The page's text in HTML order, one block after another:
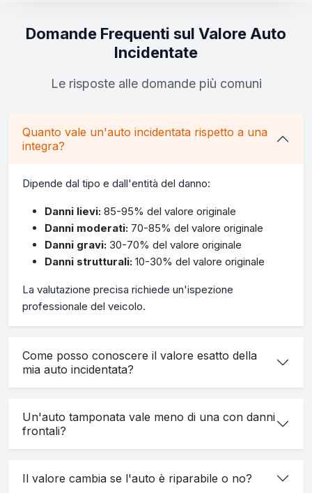
Domande Frequenti sul Valore Auto
Incidentate
Le risposte alle domande più comuni
Quanto vale un'auto incidentata rispetto a una
integra?
Dipende dal tipo e dall'entità del danno:
Danni lievi: 85-95% del valore originale
Danni moderati: 70-85% del valore originale
Danni gravi: 30-70% del valore originale
Danni strutturali: 10-30% del valore originale
La valutazione precisa richiede un'ispezione
professionale del veicolo.
Come posso conoscere il valore esatto della
mia auto incidentata?
Un'auto tamponata vale meno di una con danni
frontali?
Il valore cambia se l'auto è riparabile o no?